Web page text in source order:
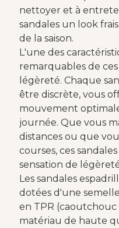
nettoyer et à
sandales un look
de la saison.
L'une des
remarquables de
légèreté. Chaque
être discrète, vous
mouvement
journée. Que vous
distances ou que
courses, ces
sensation de
Les sandales
dotées d'une
en TPR
matériau de haute